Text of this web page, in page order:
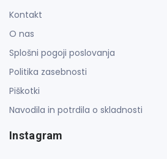
Kontakt
O nas
Splošni pogoji poslovanja
Politika zasebnosti
Piškotki
Navodila in potrdila o skladnosti
Instagram